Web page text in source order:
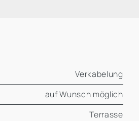
Verkabelung
auf Wunsch möglich
Terrasse